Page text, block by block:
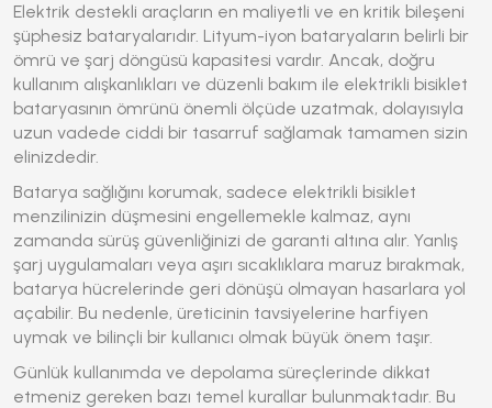
Elektrik destekli araçların en maliyetli ve en kritik bileşeni
şüphesiz bataryalarıdır. Lityum-iyon bataryaların belirli bir
ömrü ve şarj döngüsü kapasitesi vardır. Ancak, doğru
kullanım alışkanlıkları ve düzenli bakım ile elektrikli bisiklet
bataryasının ömrünü önemli ölçüde uzatmak, dolayısıyla
uzun vadede ciddi bir tasarruf sağlamak tamamen sizin
elinizdedir.
Batarya sağlığını korumak, sadece elektrikli bisiklet
menzilinizin düşmesini engellemekle kalmaz, aynı
zamanda sürüş güvenliğinizi de garanti altına alır. Yanlış
şarj uygulamaları veya aşırı sıcaklıklara maruz bırakmak,
batarya hücrelerinde geri dönüşü olmayan hasarlara yol
açabilir. Bu nedenle, üreticinin tavsiyelerine harfiyen
uymak ve bilinçli bir kullanıcı olmak büyük önem taşır.
Günlük kullanımda ve depolama süreçlerinde dikkat
etmeniz gereken bazı temel kurallar bulunmaktadır. Bu